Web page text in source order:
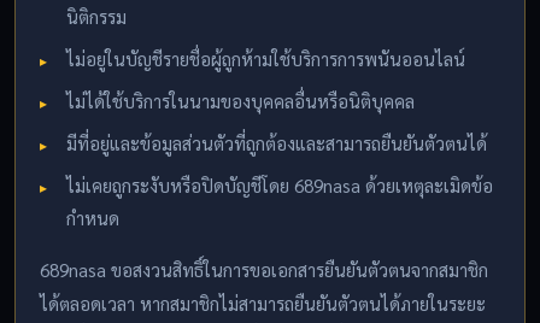
นิติกรรม
ไม่อยู่ในบัญชีรายชื่อผู้ถูกห้ามใช้บริการการพนันออนไลน์
ไม่ได้ใช้บริการในนามของบุคคลอื่นหรือนิติบุคคล
มีที่อยู่และข้อมูลส่วนตัวที่ถูกต้องและสามารถยืนยันตัวตนได้
ไม่เคยถูกระงับหรือปิดบัญชีโดย 689nasa ด้วยเหตุละเมิดข้อ
กำหนด
689nasa ขอสงวนสิทธิ์ในการขอเอกสารยืนยันตัวตนจากสมาชิก
ได้ตลอดเวลา หากสมาชิกไม่สามารถยืนยันตัวตนได้ภายในระยะ